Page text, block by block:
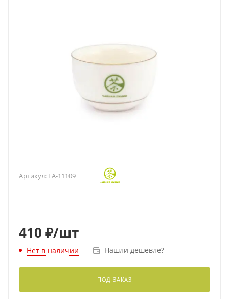
Артикул: EA-11109
410 ₽/шт
Нет в наличии Нашли дешевле?
ПОД ЗАКАЗ